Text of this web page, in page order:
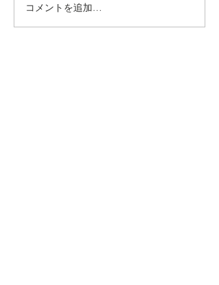
動かないところに、中心
がある。——ロジャース
コメントを追加…